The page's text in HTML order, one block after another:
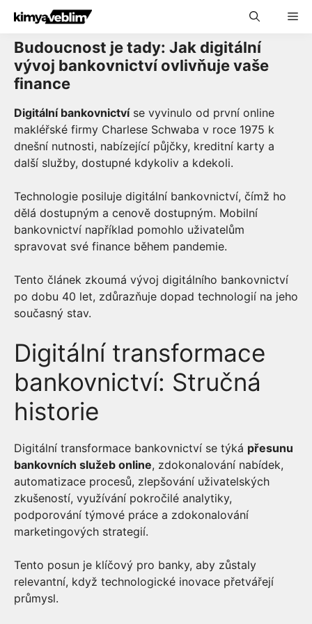
Skip
content
Budoucnost je tady: Jak digitální
vývoj bankovnictví ovlivňuje vaše
finance
Digitální bankovnictvíse vyvinulo od první online
makléřské firmy Charlese Schwaba v roce 1975 k
dnešní nutnosti, nabízející půjčky, kreditní karty a
další služby, dostupné kdykoliv a kdekoli.
Technologie posiluje digitální bankovnictví, čímž ho
dělá dostupným a cenově dostupným. Mobilní
bankovnictví například pomohlo uživatelům
spravovat své finance během pandemie.
Tento článek zkoumá vývoj digitálního bankovnictví
po dobu 40 let, zdůrazňuje dopad technologií na jeho
současný stav.
Digitální transformace
bankovnictví: Stručná
historie
Digitální transformace bankovnictví se týká přesunu
bankovních služeb online, zdokonalování nabídek,
automatizace procesů, zlepšování uživatelských
zkušeností, využívání pokročilé analytiky,
podporování týmové práce a zdokonalování
marketingových strategií.
Tento posun je klíčový pro banky, aby zůstaly
relevantní, když technologické inovace přetvářejí
průmysl.